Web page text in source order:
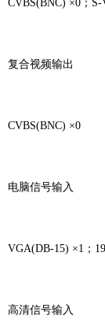
CVBS(BNC) ×0；
复合视频输出
CVBS(BNC) ×0
电脑信号输入
VGA(DB-15) ×1；
高清信号输入